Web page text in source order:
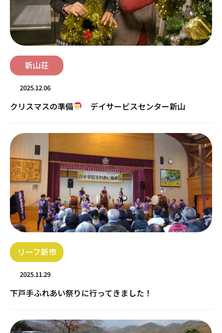
新山荘
2025.12.06
クリスマスの準備 デイサービスセンター新山
リーフ新市
2025.11.29
下戸手ふれあい祭りに行ってきました！